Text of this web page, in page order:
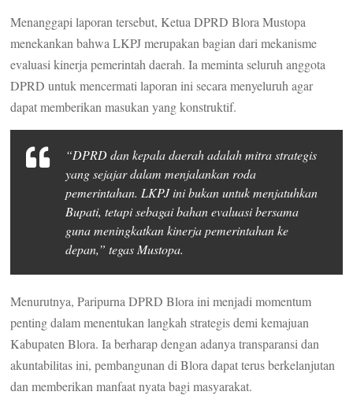
Menanggapi laporan tersebut, Ketua DPRD Blora Mustopa
menekankan bahwa LKPJ merupakan bagian dari mekanisme
evaluasi kinerja pemerintah daerah. Ia meminta seluruh anggota
DPRD untuk mencermati laporan ini secara menyeluruh agar
dapat memberikan masukan yang konstruktif.
“DPRD dan kepala daerah adalah mitra strategis
yang sejajar dalam menjalankan roda
pemerintahan. LKPJ ini bukan untuk menjatuhkan
Bupati, tetapi sebagai bahan evaluasi bersama
guna meningkatkan kinerja pemerintahan ke
depan,” tegas Mustopa.
Menurutnya, Paripurna DPRD Blora ini menjadi momentum
penting dalam menentukan langkah strategis demi kemajuan
Kabupaten Blora. Ia berharap dengan adanya transparansi dan
akuntabilitas ini, pembangunan di Blora dapat terus berkelanjutan
dan memberikan manfaat nyata bagi masyarakat.